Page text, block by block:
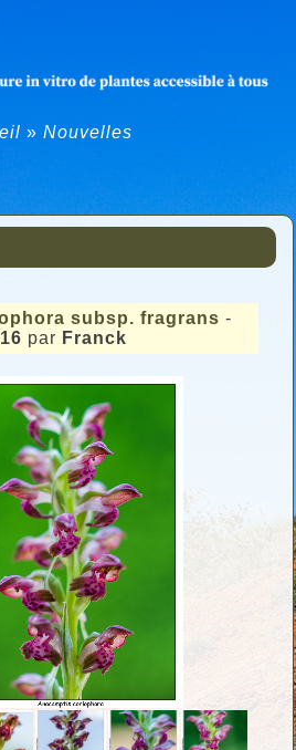
» Nouvelles
subsp. fragrans -
par Franck